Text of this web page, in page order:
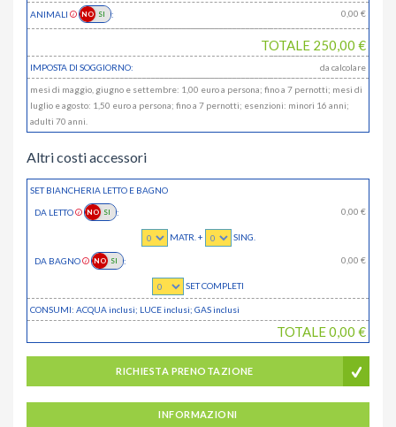
ANIMALI : 0,00 €
TOTALE 250,00 €
IMPOSTA DI SOGGIORNO: da calcolare
mesi di maggio, giugno e settembre: 1,00 euro a persona; fino a 7 pernotti; mesi di
luglio e agosto: 1,50 euro a persona; fino a 7 pernotti; esenzioni: minori 16 anni;
adulti 70 anni.
Altri costi accessori
SET BIANCHERIA LETTO E BAGNO
DA LETTO : 0,00 €
MATR. + SING.
DA BAGNO : 0,00 €
SET COMPLETI
CONSUMI: ACQUAinclusi; LUCEinclusi; GASinclusi
TOTALE0,00 €
RICHIESTA PRENOTAZIONE
INFORMAZIONI